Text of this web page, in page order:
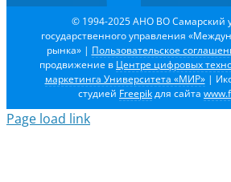
© 1994-2025 АНО ВО Самарский
государственного управления
рынка» | Пользовательское
продвижение в Центре цифровых
маркетинга Университета «МИР»|
студией Freepikдля сайта
Page load link